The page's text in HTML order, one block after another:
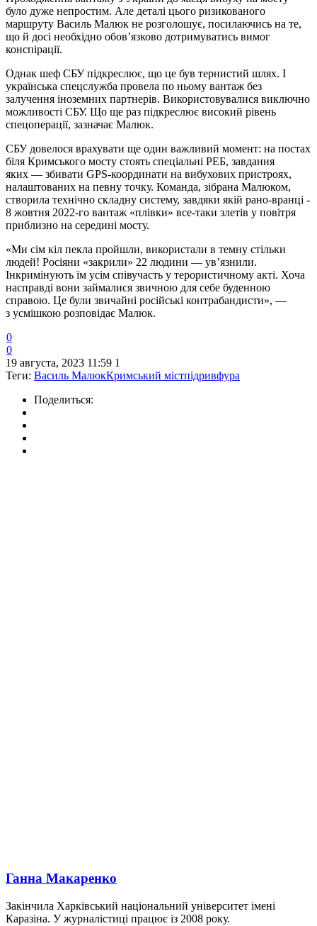
було дуже непростим. Але деталі цього ризикованого
маршруту Василь Малюк не розголошує, посилаючись на те,
що й досі необхідно обов’язково дотримуватись вимог
конспірації.
Однак шеф СБУ підкреслює, що це був тернистий шлях. І
українська спецслужба провела по ньому вантаж без
залучення іноземних партнерів. Використовувалися виключно
можливості СБУ. Що ще раз підкреслює високий рівень
спецоперації, зазначає Малюк.
СБУ довелося врахувати ще один важливий момент: на постах
біля Кримського мосту стоять спеціальні РЕБ, завдання
яких — збивати GPS-координати на вибухових пристроях,
налаштованих на певну точку. Команда, зібрана Малюком,
створила технічно складну систему, завдяки якій рано-вранці ­­­
8 жовтня 2022‑го вантаж «плівки» все‑таки злетів у повітря
приблизно на середині мосту.
«Ми сім кіл пекла пройшли, використали в темну стільки
людей! Росіяни «закрили» 22 людини — ув’язнили.
Інкримінують їм усім спів­участь у терористичному акті. Хоча
насправді вони займалися звичною для себе буденною
справою. Це були звичайні російські контрабандисти», —
з усмішкою розповідає Малюк.
0
0
19 августа, 2023 11:59 1
Теги: Василь МалюкКримський містпідривфура
Поделиться:
Ганна Макаренко
Закінчила Харківський національний університет імені
Каразіна. У журналістиці працює із 2008 року.